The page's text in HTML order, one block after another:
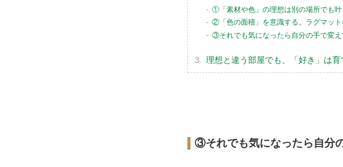
①「素材や色」の理想は別の場所でも
②「色の面積」を意識する。ラグマッ
③それでも気になったら自分の手で変
理想と違う部屋でも、「好き」は育
③それでも気になったら自分